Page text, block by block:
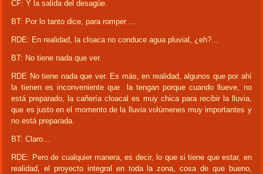
CF: Y la salida del desagüe.
BT: Por lo tanto dice, para romper …
RDE: En realidad, la cloaca no conduce agua pluvial, ¿eh?...
BT: No tiene nada que ver.
RDE No tiene nada que ver. Es más, en realidad, algunos que por ahí
la tienen es inconveniente que la tengan porque cuando llueve, no
está preparado, la cañería cloacal es muy chica para recibir la lluvia,
que es justo en el momento de la lluvia volúmenes muy importantes y
no está preparada.
BT: Claro…
RDE: Pero de cualquier manera, es decir, lo que si tiene que estar, en
realidad, el proyecto integral en toda la zona, cosa de que bueno,